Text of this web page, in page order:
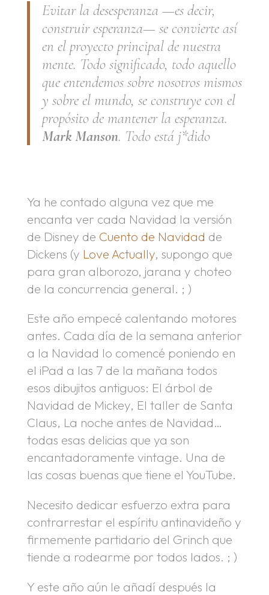
Evitar la desesperanza —es decir,
construir esperanza— se convierte así
en el proyecto principal de nuestra
mente. Todo significado, todo aquello
que entendemos sobre nosotros mismos
y sobre el mundo, se construye con el
propósito de mantener la esperanza.
Mark Manson. Todo está j*dido
Ya he contado alguna vez que me
encanta ver cada Navidad la versión
de Disney de Cuento de Navidad de
Dickens (y Love Actually, supongo que
para gran alborozo, jarana y choteo
de la concurrencia general. ; )
Este año empecé calentando motores
antes. Cada día de la semana anterior
a la Navidad lo comencé poniendo en
el iPad a las 7 de la mañana todos
esos dibujitos antiguos: El árbol de
Navidad de Mickey, El taller de Santa
Claus, La noche antes de Navidad…
todas esas delicias que ya son
encantadoramente vintage. Una de
las cosas buenas que tiene el YouTube.
Necesito dedicar esfuerzo extra para
contrarrestar el espíritu antinavideño y
firmemente partidario del Grinch que
tiende a rodearme por todos lados. ; )
Y este año aún le añadí después la